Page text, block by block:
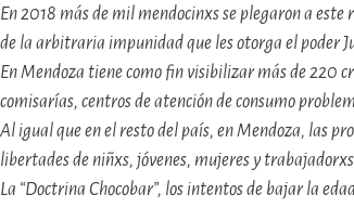
En 2018 más de mil mendocinxs se plegaron a
de la arbitraria impunidad que les otorga el poder
En Mendoza tiene como fin visibilizar más de 220
comisarías, centros de atención de consumo
Al igual que en el resto del país, en Mendoza, las
libertades de niñxs, jóvenes, mujeres y
La “Doctrina Chocobar”, los intentos de bajar la